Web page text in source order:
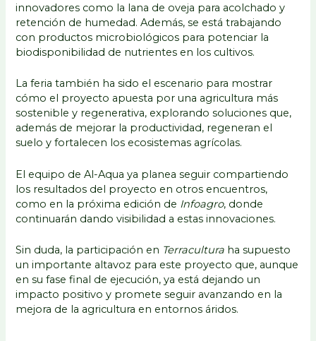
innovadores como la lana de oveja para acolchado y
retención de humedad. Además, se está trabajando
con productos microbiológicos para potenciar la
biodisponibilidad de nutrientes en los cultivos.
La feria también ha sido el escenario para mostrar
cómo el proyecto apuesta por una agricultura más
sostenible y regenerativa, explorando soluciones que,
además de mejorar la productividad, regeneran el
suelo y fortalecen los ecosistemas agrícolas.
El equipo de Al-Aqua ya planea seguir compartiendo
los resultados del proyecto en otros encuentros,
como en la próxima edición de Infoagro, donde
continuarán dando visibilidad a estas innovaciones.
Sin duda, la participación en Terracultura ha supuesto
un importante altavoz para este proyecto que, aunque
en su fase final de ejecución, ya está dejando un
impacto positivo y promete seguir avanzando en la
mejora de la agricultura en entornos áridos.